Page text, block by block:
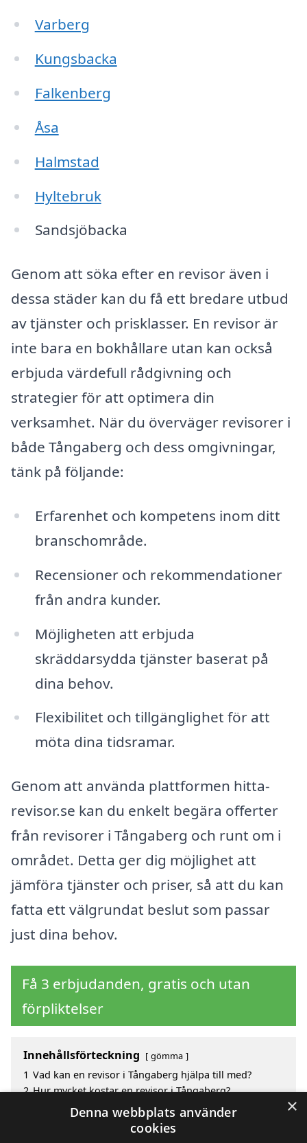
Varberg
Kungsbacka
Falkenberg
Åsa
Halmstad
Hyltebruk
Sandsjöbacka
Genom att söka efter en revisor även i
dessa städer kan du få ett bredare utbud
av tjänster och prisklasser. En revisor är
inte bara en bokhållare utan kan också
erbjuda värdefull rådgivning och
strategier för att optimera din
verksamhet. När du överväger revisorer i
både Tångaberg och dess omgivningar,
tänk på följande:
Erfarenhet och kompetens inom ditt
branschområde.
Recensioner och rekommendationer
från andra kunder.
Möjligheten att erbjuda
skräddarsydda tjänster baserat på
dina behov.
Flexibilitet och tillgänglighet för att
möta dina tidsramar.
Genom att använda plattformen hitta-
revisor.se kan du enkelt begära offerter
från revisorer i Tångaberg och runt om i
området. Detta ger dig möjlighet att
jämföra tjänster och priser, så att du kan
fatta ett välgrundat beslut som passar
just dina behov.
Få 3 erbjudanden, gratis och utan
förpliktelser
Innehållsförteckning gömma
1 Vad kan en revisor i Tångaberg hjälpa till med?
2 Hur mycket kostar en revisor i Tångaberg?
Fördelar med att välja revisor i Tångaberg
Sök efter en skicklig revisor i de omgivande städerna
×
Denna webbplats använder
cookies